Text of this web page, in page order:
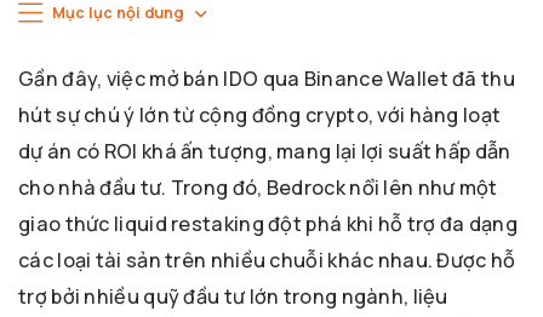
Mục lục nội dung
Gần đây, việc mở bán IDO qua Binance Wallet đã thu
hút sự chú ý lớn từ cộng đồng crypto, với hàng loạt
dự án có ROI khá ấn tượng, mang lại lợi suất hấp dẫn
cho nhà đầu tư. Trong đó, Bedrock nổi lên như một
giao thức liquid restaking đột phá khi hỗ trợ đa dạng
các loại tài sản trên nhiều chuỗi khác nhau. Được hỗ
trợ bởi nhiều quỹ đầu tư lớn trong ngành, liệu